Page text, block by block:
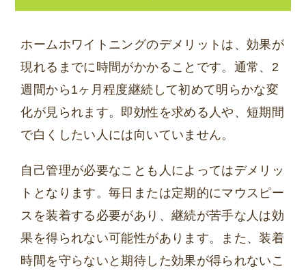
ホームホワイトニングのデメリットは、効果が
現れるまでに時間がかかることです。通常、2
週間から1ヶ月程度継続して初めて明らかな変
化が見られます。即効性を求める人や、短期間
で白くしたい人には向いていません。
自己管理が必要なことも人によってはデメリッ
トとなります。毎日または定期的にマウスピー
スを装着する必要があり、継続が苦手な人は効
果を得られない可能性があります。また、装着
時間を守らないと期待した効果が得られないこ